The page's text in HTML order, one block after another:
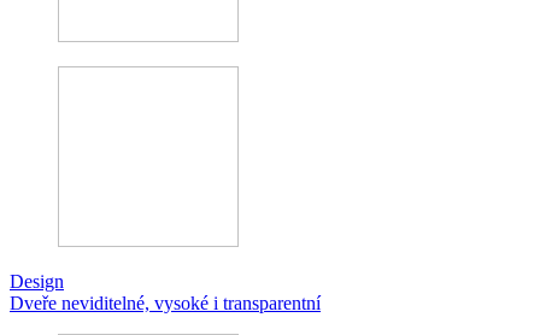
Design
Dveře neviditelné, vysoké i transparentní